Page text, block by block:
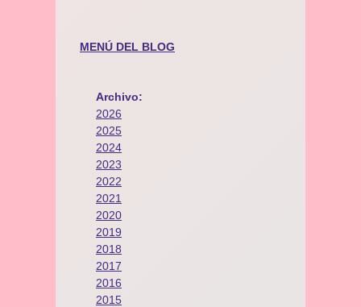
MENÚ DEL BLOG
Archivo:
2026
2025
2024
2023
2022
2021
2020
2019
2018
2017
2016
2015